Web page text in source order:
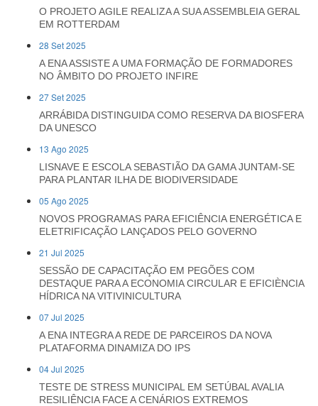
O PROJETO AGILE REALIZA A SUA ASSEMBLEIA GERAL
EM ROTTERDAM
28 Set 2025
A ENA ASSISTE A UMA FORMAÇÃO DE FORMADORES
NO ÂMBITO DO PROJETO INFIRE
27 Set 2025
ARRÁBIDA DISTINGUIDA COMO RESERVA DA BIOSFERA
DA UNESCO
13 Ago 2025
LISNAVE E ESCOLA SEBASTIÃO DA GAMA JUNTAM-SE
PARA PLANTAR ILHA DE BIODIVERSIDADE
05 Ago 2025
NOVOS PROGRAMAS PARA EFICIÊNCIA ENERGÉTICA E
ELETRIFICAÇÃO LANÇADOS PELO GOVERNO
21 Jul 2025
SESSÃO DE CAPACITAÇÃO EM PEGÕES COM
DESTAQUE PARA A ECONOMIA CIRCULAR E EFICIÈNCIA
HÍDRICA NA VITIVINICULTURA
07 Jul 2025
A ENA INTEGRA A REDE DE PARCEIROS DA NOVA
PLATAFORMA DINAMIZA DO IPS
04 Jul 2025
TESTE DE STRESS MUNICIPAL EM SETÚBAL AVALIA
RESILIÊNCIA FACE A CENÁRIOS EXTREMOS